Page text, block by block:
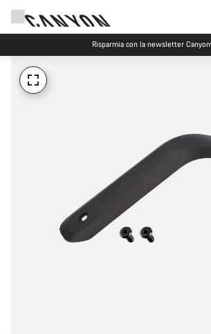
Risparmia con la newsletter Canyon